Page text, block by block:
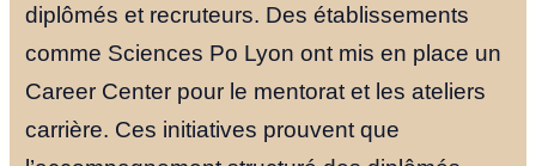
diplômés et recruteurs. Des établissements
comme Sciences Po Lyon ont mis en place un
Career Center pour le mentorat et les ateliers
carrière. Ces initiatives prouvent que